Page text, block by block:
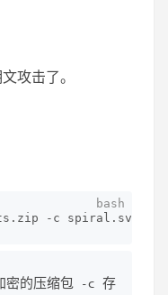
攻击了。
-c spiral.svg -
密的压缩包 -c 存